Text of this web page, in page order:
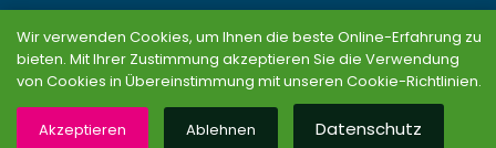
© BÜNDNIS 90/DIE GRÜNEN MV 2026
Wir verwenden Cookies, um Ihnen die beste Online-Erfahrung zu
bieten. Mit Ihrer Zustimmung akzeptieren Sie die Verwendung
von Cookies in Übereinstimmung mit unseren Cookie-Richtlinien.
Akzeptieren Ablehnen Datenschutz